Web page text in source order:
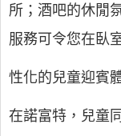
所；酒吧的休閒
服務可令您在臥
性化的兒童迎賓
在諾富特，兒童